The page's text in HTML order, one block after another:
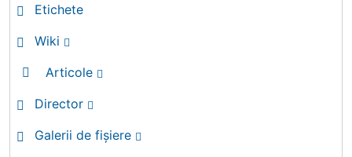
Etichete
Wiki
Articole
Director
Galerii de fișiere